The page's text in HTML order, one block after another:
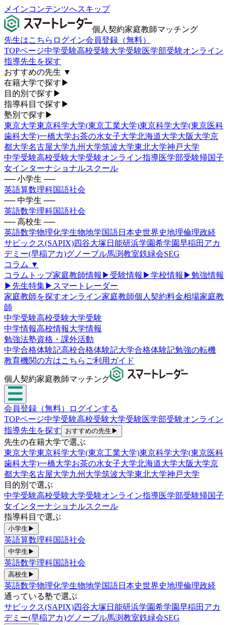
メインコンテンツへスキップ
個人契約家庭教師マッチング
先生はこちら ログイン会員登録（無料）
TOPページ中学受験高校受験大学受験医学部受験オンライン
指導先生を探す
おすすめの先生 ▼
在籍大学で探す ▶
目的別で探す ▶
指導科目で探す ▶
塾別で探す ▶
東京大学東京科学大学(東京工業大学)東京科学大学(東京医科
歯科大学)一橋大学お茶の水女子大学北海道大学大阪大学京
都大学名古屋大学九州大学筑波大学東北大学神戸大学
中学受験高校受験大学受験オンライン指導医学部受験帰国子
女インターナショナルスクール
── 小学生 ──
英語算数理科国語社会
── 中学生 ──
英語数学理科国語社会
── 高校生 ──
英語数学物理化学生物地学国語日本史世界史地理倫理政経
サピックス(SAPIX)四谷大塚 日能研浜学園希学園早稲田アカ
デミー(早稲アカ)グノーブル馬渕教室鉄緑会SEG
コラム ▼
コラムトップ家庭教師情報 ▶ 受験情報 ▶学校情報 ▶勉強情報
▶ 先生特集▶ スマートレーダー
家庭教師を探すオンライン家庭教師個人契約料金相場家庭教
師
中学受験高校受験大学受験
中学情報高校情報大学情報
勉強法塾資格・課外活動
中学合格体験記高校合格体験記大学合格体験記勉強の転機
教育機関の方はこちら ご利用ガイド
個人契約家庭教師マッチング
会員登録（無料）
ログインする
TOPページ中学受験高校受験大学受験医学部受験オンライン
指導先生を探す おすすめの先生 ▶
先生の在籍大学で選ぶ
東京大学東京科学大学(東京工業大学)東京科学大学(東京医科
歯科大学)一橋大学お茶の水女子大学北海道大学大阪大学京
都大学名古屋大学九州大学筑波大学東北大学神戸大学
目的別で選ぶ
中学受験高校受験大学受験オンライン指導医学部受験帰国子
女インターナショナルスクール
指導科目で選ぶ
小学生 ▶
英語算数理科国語社会
中学生 ▶
英語数学理科国語社会
高校生 ▶
英語数学物理化学生物地学国語日本史世界史地理倫理政経
通っている塾で選ぶ
サピックス(SAPIX)四谷大塚 日能研浜学園希学園早稲田アカ
デミー(早稲アカ)グノーブル馬渕教室鉄緑会SEG